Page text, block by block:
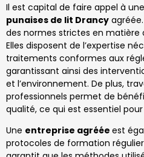
Il est capital de faire appel à une
punaises de lit Drancy
des normes strictes en matière
Elles disposent de l’expertise
traitements conformes aux
garantissant ainsi des
et l’environnement. De plus,
professionnels permet de
qualité, ce qui est essentiel
Une entreprise agréée est
protocoles de formation